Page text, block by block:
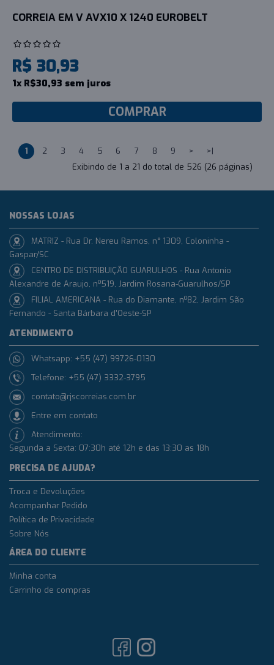
CORREIA EM V AVX10 X 1240 EUROBELT
R$ 30,93
1x R$30,93 sem juros
COMPRAR
1 2 3 4 5 6 7 8 9 >
>|
Exibindo de 1 a 21 do total de 526 (26 páginas)
NOSSAS LOJAS
MATRIZ - Rua Dr. Nereu Ramos, n° 1309, Coloninha -
Gaspar/SC
CENTRO DE DISTRIBUIÇÃO GUARULHOS - Rua Antonio
Alexandre de Araujo, nº519, Jardim Rosana-Guarulhos/SP
FILIAL AMERICANA - Rua do Diamante, nº82, Jardim São
Fernando - Santa Bárbara d'Oeste-SP
ATENDIMENTO
Whatsapp: +55 (47) 99726-0130
Telefone: +55 (47) 3332-3795
contato@rjscorreias.com.br
Entre em contato
Atendimento:
Segunda a Sexta: 07:30h até 12h e das 13:30 as 18h
PRECISA DE AJUDA?
Troca e Devoluções
Acompanhar Pedido
Política de Privacidade
Sobre Nós
ÁREA DO CLIENTE
Minha conta
Carrinho de compras